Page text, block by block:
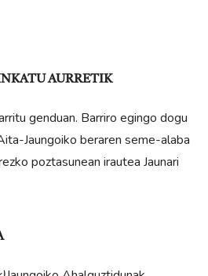
AURRETIK
genduan. Barriro egingo dogu
Jaungoiko beraren seme-alaba
poztasunean irautea Jaunari